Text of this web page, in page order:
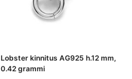
Lobster kinnitus AG925 h.12 mm,
0.42 grammi